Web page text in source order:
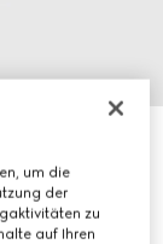
um die
der
zu
auf Ihren